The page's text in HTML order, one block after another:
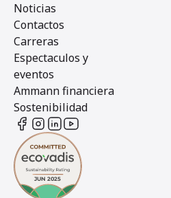
Noticias
Contactos
Carreras
Espectaculos y
eventos
Ammann financiera
Sostenibilidad